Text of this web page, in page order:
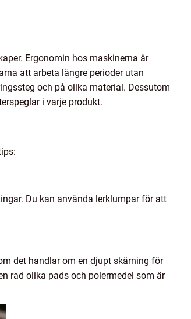
Ergonomin hos maskinerna är
att arbeta längre perioder utan
och på olika material. Dessutom
i varje produkt.
Du kan använda lerklumpar för att
det handlar om en djupt skärning för
rad olika pads och polermedel som är